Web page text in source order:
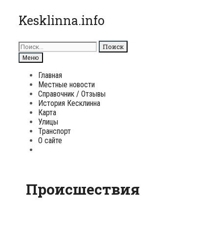
Перейти
к
Kesklinna.info
Поиск
для:
Поиск
Меню
Главная
Местные новости
Справочник / Отзывы
История Кесклинна
Карта
Улицы
Транспорт
О сайте
Происшествия